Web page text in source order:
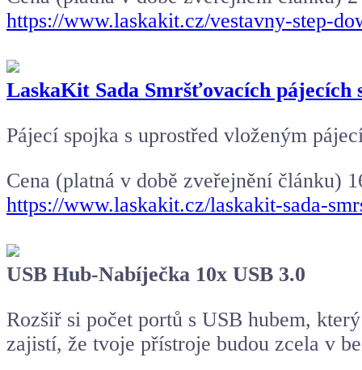
https://www.laskakit.cz/vestavny-step-
LaskaKit Sada Smršťovacích pájecích
Pájecí spojka s uprostřed vloženým
Cena (platná v době zveřejnění článku)
https://www.laskakit.cz/laskakit-sada-
USB Hub-Nabíječka 10x USB 3.0
Rozšiř si počet portů s USB hubem,
zajistí, že tvoje přístroje budou zcela v